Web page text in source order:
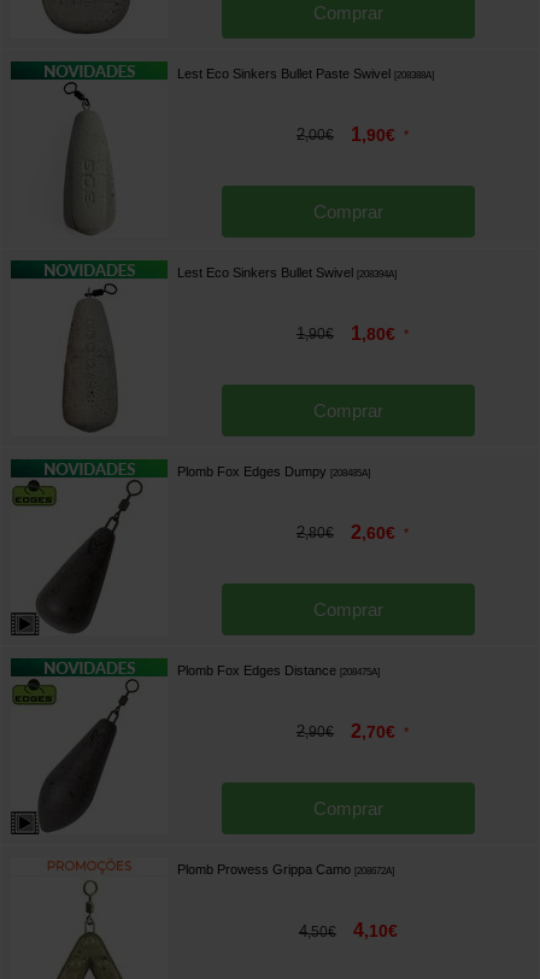
Comprar
Lest Eco Sinkers Bullet Paste Swivel [208388A]
2,00€ 1,90€ *
Comprar
Lest Eco Sinkers Bullet Swivel [208394A]
1,90€ 1,80€ *
Comprar
Plomb Fox Edges Dumpy [208485A]
2,80€ 2,60€ *
Comprar
Plomb Fox Edges Distance [208475A]
2,90€ 2,70€ *
Comprar
Plomb Prowess Grippa Camo [208672A]
4,50€ 4,10€